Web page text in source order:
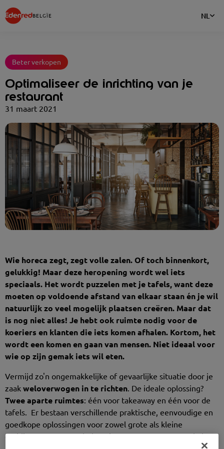
BELGÏE NL
Beter verkopen
Optimaliseer de inrichting van je
restaurant
31 maart 2021
Wie horeca zegt, zegt volle zalen. Of toch binnenkort,
gelukkig! Maar deze heropening wordt wel iets
speciaals. Het wordt puzzelen met je tafels, want deze
moeten op voldoende afstand van elkaar staan én je wil
natuurlijk zo veel mogelijk plaatsen creëren. Maar dat
is nog niet alles! Je hebt ook ruimte nodig voor de
koeriers en klanten die iets komen afhalen. Kortom, het
wordt een komen en gaan van mensen. Niet ideaal voor
wie op zijn gemak iets wil eten.
Vermijd zo'n ongemakkelijke of gevaarlijke situatie door je
zaak weloverwogen in te richten. De ideale oplossing?
Twee aparte ruimtes: één voor takeaway en één voor de
tafels. Er bestaan verschillende praktische, eenvoudige en
goedkope oplossingen voor zowel grote als kleine
etablissementen. We helpen je graag op weg met enkele